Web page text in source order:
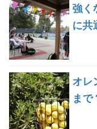
強く
に共
オレ
まで